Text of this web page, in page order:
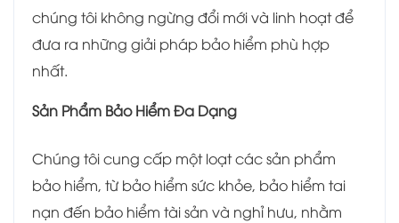
chúng tôi không ngừng đổi mới và linh hoạt để
đưa ra những giải pháp bảo hiểm phù hợp
nhất.
Sản Phẩm Bảo Hiểm Đa Dạng
Chúng tôi cung cấp một loạt các sản phẩm
bảo hiểm, từ bảo hiểm sức khỏe, bảo hiểm tai
nạn đến bảo hiểm tài sản và nghỉ hưu, nhằm